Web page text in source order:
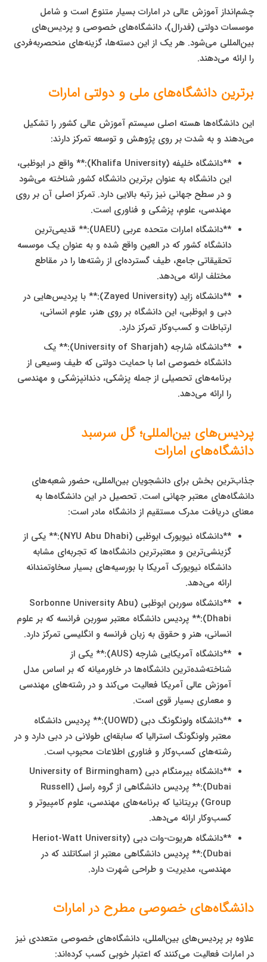
چشم‌انداز آموزش عالی در امارات بسیار متنوع است و شامل
موسسات دولتی (فدرال)، دانشگاه‌های خصوصی و پردیس‌های
بین‌المللی می‌شود. هر یک از این دسته‌ها، گزینه‌های منحصربه‌فردی
را ارائه می‌دهند.
برترین دانشگاه‌های ملی و دولتی امارات
این دانشگاه‌ها هسته اصلی سیستم آموزش عالی کشور را تشکیل
می‌دهند و به شدت بر روی پژوهش و توسعه تمرکز دارند:
**دانشگاه خلیفه (Khalifa University):** واقع در ابوظبی،
این دانشگاه به عنوان برترین دانشگاه کشور شناخته می‌شود
و در سطح جهانی نیز رتبه بالایی دارد. تمرکز اصلی آن بر روی
مهندسی، علوم، پزشکی و فناوری است.
**دانشگاه امارات متحده عربی (UAEU):** قدیمی‌ترین
دانشگاه کشور که در العین واقع شده و به عنوان یک موسسه
تحقیقاتی جامع، طیف گسترده‌ای از رشته‌ها را در مقاطع
مختلف ارائه می‌دهد.
**دانشگاه زاید (Zayed University):** با پردیس‌هایی در
دبی و ابوظبی، این دانشگاه بر روی هنر، علوم انسانی،
ارتباطات و کسب‌وکار تمرکز دارد.
**دانشگاه شارجه (University of Sharjah):** یک
دانشگاه خصوصی اما با حمایت دولتی که طیف وسیعی از
برنامه‌های تحصیلی از جمله پزشکی، دندانپزشکی و مهندسی
را ارائه می‌دهد.
پردیس‌های بین‌المللی؛ گل سرسبد
دانشگاه‌های امارات
جذاب‌ترین بخش برای دانشجویان بین‌المللی، حضور شعبه‌های
دانشگاه‌های معتبر جهانی است. تحصیل در این دانشگاه‌ها به
معنای دریافت مدرک مستقیم از دانشگاه مادر است:
**دانشگاه نیویورک ابوظبی (NYU Abu Dhabi):** یکی از
گزینشی‌ترین و معتبرترین دانشگاه‌ها که تجربه‌ای مشابه
دانشگاه نیویورک آمریکا با بورسیه‌های بسیار سخاوتمندانه
ارائه می‌دهد.
**دانشگاه سوربن ابوظبی (Sorbonne University Abu
Dhabi):** پردیس دانشگاه معتبر سوربن فرانسه که بر علوم
انسانی، هنر و حقوق به زبان فرانسه و انگلیسی تمرکز دارد.
**دانشگاه آمریکایی شارجه (AUS):** یکی از
شناخته‌شده‌ترین دانشگاه‌ها در خاورمیانه که بر اساس مدل
آموزش عالی آمریکا فعالیت می‌کند و در رشته‌های مهندسی
و معماری بسیار قوی است.
**دانشگاه ولونگونگ دبی (UOWD):** پردیس دانشگاه
معتبر ولونگونگ استرالیا که سابقه‌ای طولانی در دبی دارد و در
رشته‌های کسب‌وکار و فناوری اطلاعات محبوب است.
**دانشگاه بیرمنگام دبی (University of Birmingham
Dubai):** پردیس دانشگاهی از گروه راسل (Russell
Group) بریتانیا که برنامه‌های مهندسی، علوم کامپیوتر و
کسب‌وکار ارائه می‌دهد.
**دانشگاه هریوت-وات دبی (Heriot-Watt University
Dubai):** پردیس دانشگاهی معتبر از اسکاتلند که در
مهندسی، مدیریت و طراحی شهرت دارد.
دانشگاه‌های خصوصی مطرح در امارات
علاوه بر پردیس‌های بین‌المللی، دانشگاه‌های خصوصی متعددی نیز
در امارات فعالیت می‌کنند که اعتبار خوبی کسب کرده‌اند: